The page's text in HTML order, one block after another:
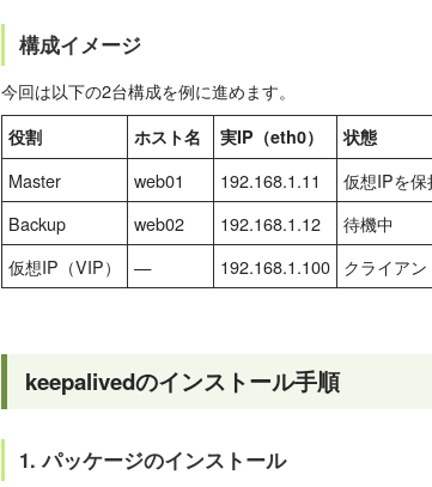
構成イメージ
今回は以下の2台構成を例に進めます。
役割 ホスト名 実IP（eth0） 状態
Master web01 192.168.1.11
仮想IPを保
Backup
web02 192.168.1.12
待機中
仮想IP（VIP）
— 192.168.1.100 クライア
keepalivedのインストール手順
1. パッケージのインストール